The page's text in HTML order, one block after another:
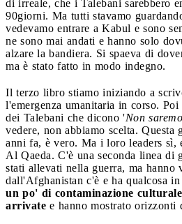
di irreale, che i Talebani sarebbero
90giorni. Ma tutti stavamo
vedevamo entrare a Kabul e sono
ne sono mai andati e hanno solo
alzare la bandiera. Si spaeva di
ma è stato fatto in modo indegno.
Il terzo libro stiamo iniziando a
l'emergenza umanitaria in corso.
dei Talebani che dicono 'Non
vedere, non abbiamo scelta. Questa
anni fa, è vero. Ma i loro leaders sì,
Al Qaeda. C'è una seconda linea di
stati allevati nella guerra, ma hanno
dall'Afghanistan c'è e ha qualcosa
un po' di contaminazione
arrivate e hanno mostrato orizzonti